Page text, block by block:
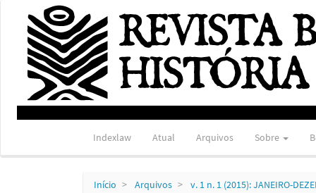
Navegação
Principal
Conteúdo
principal
Barra
Lateral
Indexlaw Atual Arquivos Sobre
Início Arquivos v. 1 n. 1 (2015): JANEIRO-